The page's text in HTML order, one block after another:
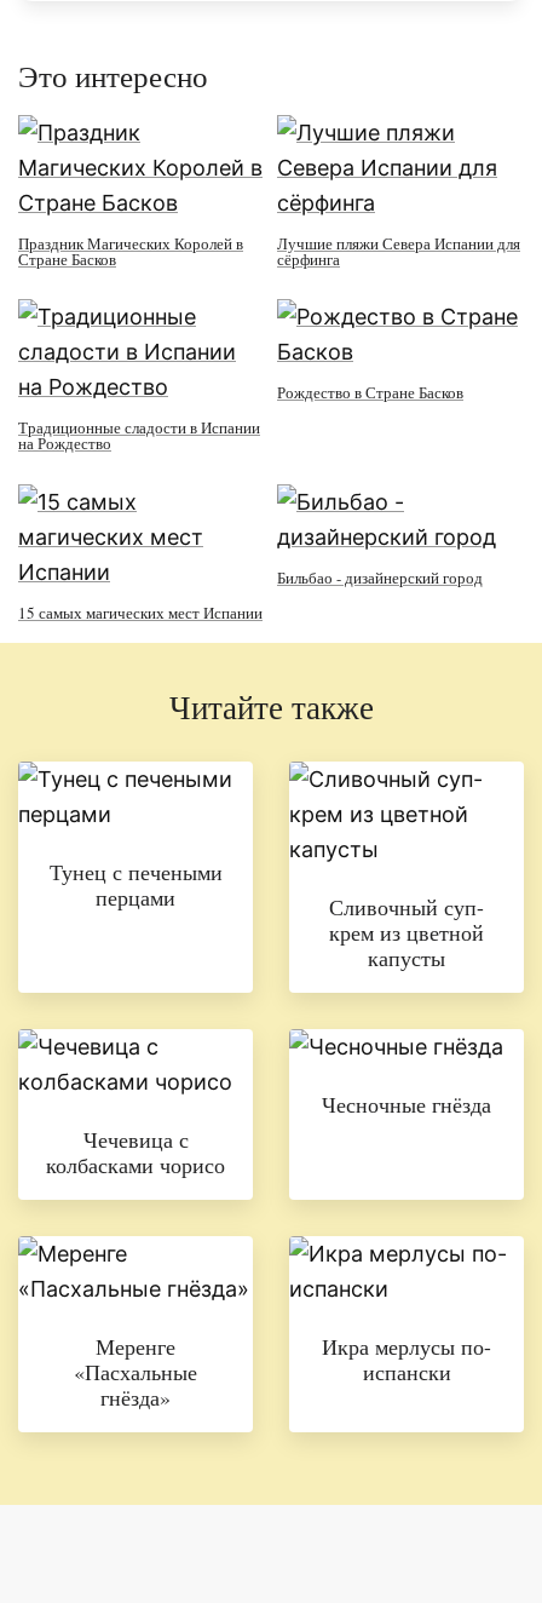
Это интересно
Праздник Магических Королей в
Стране Басков
Лучшие пляжи Севера Испании для
сёрфинга
Традиционные сладости в Испании
на Рождество
Рождество в Стране Басков
15 самых магических мест Испании
Бильбао - дизайнерский город
Читайте также
Тунец с печеными
перцами
Сливочный суп-
крем из цветной
капусты
Чечевица с
колбасками чорисо
Чесночные гнёзда
Меренге
«Пасхальные
гнёзда»
Икра мерлусы по-
испански